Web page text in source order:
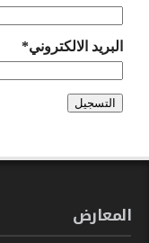
البريد الالكتروني*
المعارض